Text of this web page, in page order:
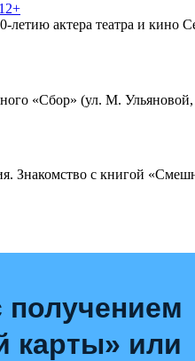
актера театра и кино
«Сбор» (ул. М.
Знакомство с книгой
карты» или